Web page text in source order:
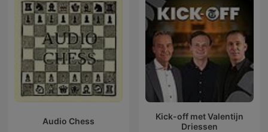
Audio Chess
Kick-off met Valentijn
Driessen